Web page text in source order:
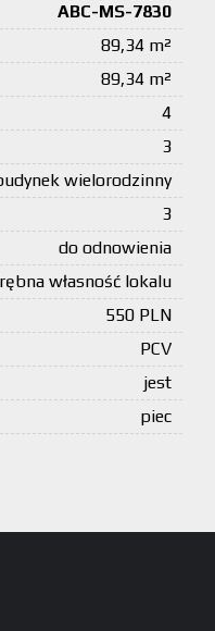
ABC-MS-7830
89,34 m²
89,34 m²
4
3
wielorodzinny
3
do odnowienia
własność lokalu
550 PLN
PCV
jest
piec